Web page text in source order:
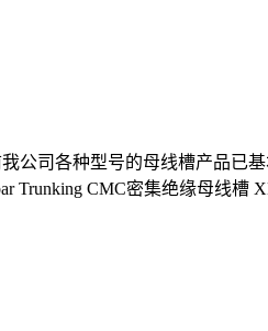
公司各种型号的母线槽产品已
Trunking CMC密集绝缘母线